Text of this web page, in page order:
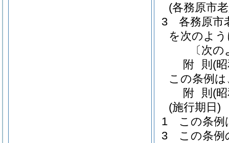
(各務原市
3
各務原市
を次のよ
〔次
附 則 (
この条例
附 則 (
(施行期日)
1
この条例
3
この条例